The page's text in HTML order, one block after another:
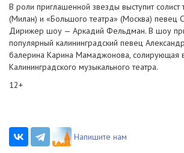
В роли приглашенной звезды выступит солист
(Милан) и «Большого театра» (Москва) певец
Дирижер шоу — Аркадий Фельдман. В шоу
популярный калининградский певец
балерина Карина Мамаджонова, солирующая
Калининградского музыкального театра.
12+
Напишите нам